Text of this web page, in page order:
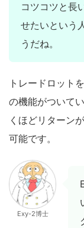
コツコツと長
せたいという
うだね。
トレードロット
の機能がついて
くほどリターン
可能です。
Exy-2博士